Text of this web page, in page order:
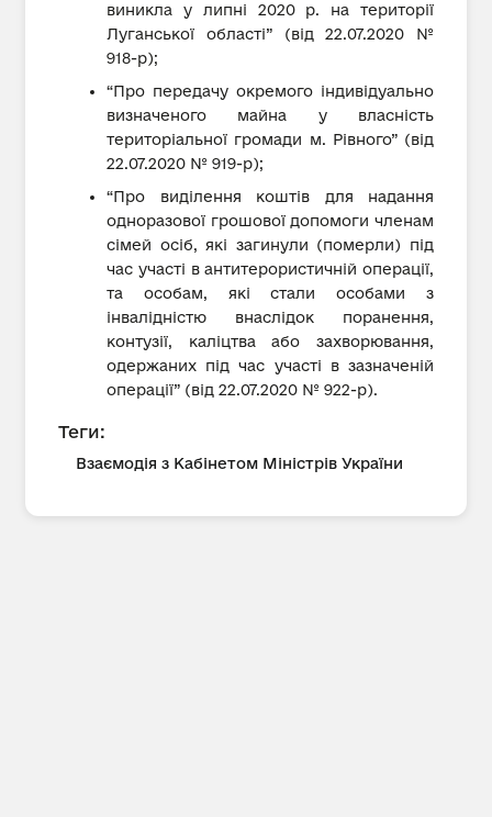
виникла у липні 2020 р. на території
Луганської області” (від 22.07.2020 №
918-р);
“Про передачу окремого індивідуально
визначеного майна у власність
територіальної громади м. Рівного” (від
22.07.2020 № 919-р);
“Про виділення коштів для надання
одноразової грошової допомоги членам
сімей осіб, які загинули (померли) під
час участі в антитерористичній операції,
та особам, які стали особами з
інвалідністю внаслідок поранення,
контузії, каліцтва або захворювання,
одержаних під час участі в зазначеній
операції” (від 22.07.2020 № 922-р).
Теги:
Взаємодія з Кабінетом Міністрів України